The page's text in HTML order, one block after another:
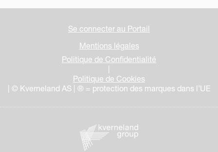
Se connecter au Portail
Mentions légales
Politique de Confidentialité
|
Politique de Cookies
| © Kverneland AS | ® = protection des marques dans l’UE